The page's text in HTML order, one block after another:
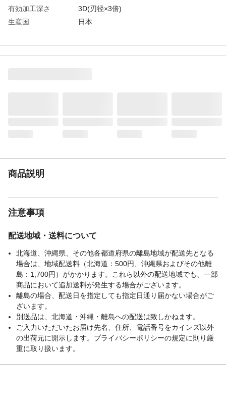
有効加工深さ
3D(刃径×3倍)
生産国
日本
材質1
高速度鋼（HSS）
商品説明
注意事項
配送地域・送料について
北海道、沖縄県、その他各都道府県の離島地域が配送先となる
場合は、地域配送料（北海道：500円、沖縄県およびその他離
島：1,700円）がかかります。これら以外の配送地域でも、一部
商品において追加送料が発生する場合がございます。
離島の場合、配送日を指定しても指定日通り届かない場合がご
ざいます。
別送品は、北海道・沖縄・離島への配送は致しかねます。
ご入力いただいたお届け先名、住所、電話番号をカインズ以外
の出荷元に開示します。プライバシーポリシーの規定に則り厳
重に取り扱います。